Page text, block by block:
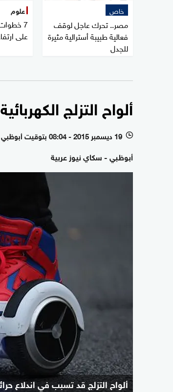
خاص
مصر.. تحرك عاجل لوقف
فعالية طبيبة أسترالية مثيرة
للجدل
علوم
7
على
ألواح التزلج
l 19 ديسمبر 2015 - 08:04 بتوقيت أبوظبي
أبوظبي - سكاي نيوز عربية
ألواح التزلج قد تسبب في اندلاع